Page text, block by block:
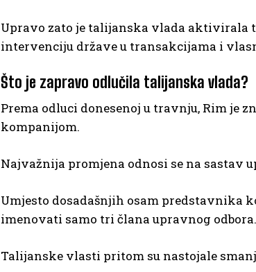
Upravo zato je talijanska vlada aktivirala
intervenciju države u transakcijama i
Što je zapravo odlučila talijanska vlada?
Prema odluci donesenoj u travnju, Rim je
kompanijom.
Najvažnija promjena odnosi se na sastav
Umjesto dosadašnjih osam predstavnika
imenovati samo tri člana upravnog odbora.
Talijanske vlasti pritom su nastojale